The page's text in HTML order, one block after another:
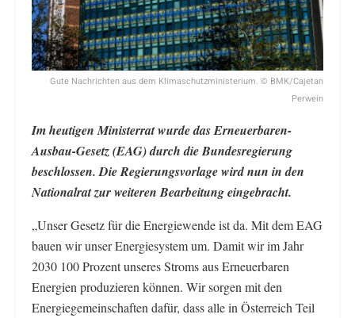
Gute Nachrichten aus dem Klimaschutzministerium. © BMK/Cajetan
Perwein
Im heutigen Ministerrat wurde das Erneuerbaren-
Ausbau-Gesetz (EAG) durch die Bundesregierung
beschlossen. Die Regierungsvorlage wird nun in den
Nationalrat zur weiteren Bearbeitung eingebracht.
„Unser Gesetz für die Energiewende ist da. Mit dem EAG
bauen wir unser Energiesystem um. Damit wir im Jahr
2030 100 Prozent unseres Stroms aus Erneuerbaren
Energien produzieren können. Wir sorgen mit den
Energiegemeinschaften dafür, dass alle in Österreich Teil